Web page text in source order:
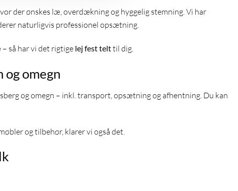
der ønskes læ, overdækning og hyggelig stemning. Vi har
naturligvis professionel opsætning.
så har vi det rigtige lej fest telttil dig.
omegn
og omegn – inkl. transport, opsætning og afhentning. Du kan
møbler og tilbehør, klarer vi også det.